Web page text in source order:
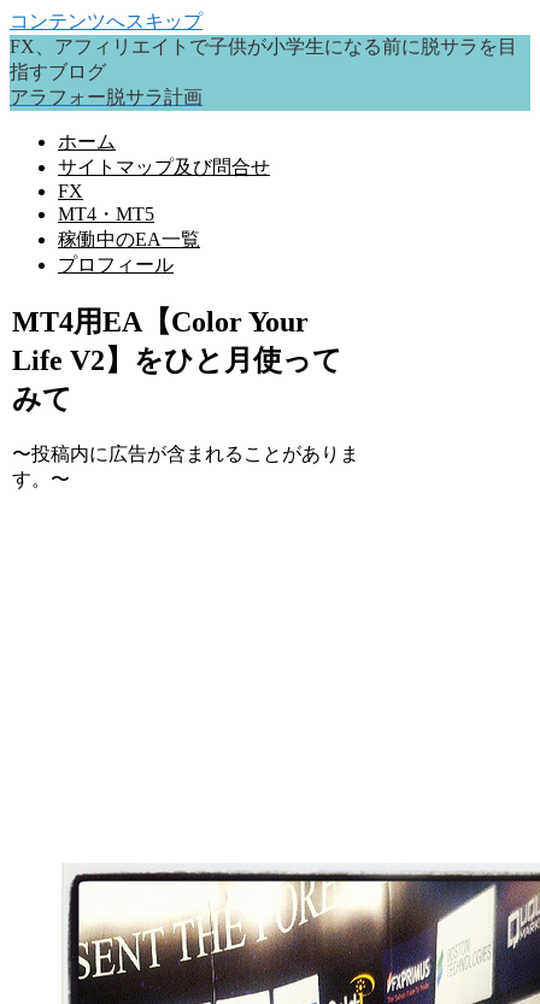
コンテンツへスキップ
FX、アフィリエイトで子供が小学生になる前に脱サラを目
指すブログ
アラフォー脱サラ計画
ホーム
サイトマップ及び問合せ
FX
MT4・MT5
稼働中のEA一覧
プロフィール
MT4用EA【Color Your
Life V2】をひと月使って
みて
〜投稿内に広告が含まれることがありま
す。〜